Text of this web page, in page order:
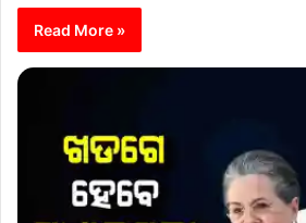
Read More »